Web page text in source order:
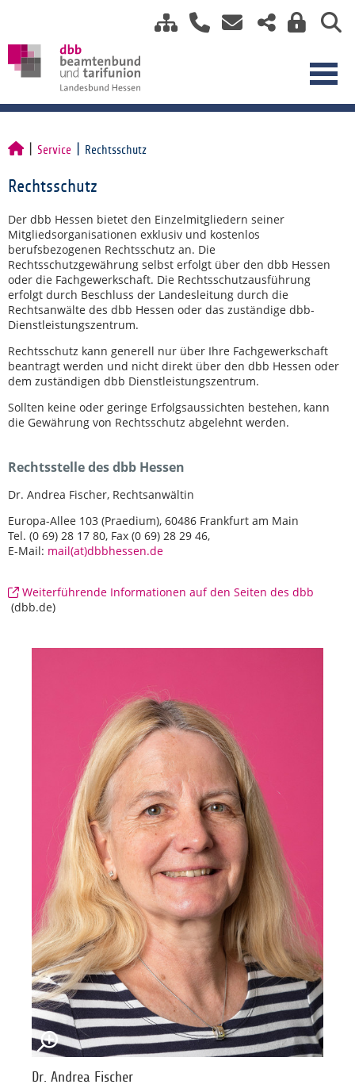
Service Rechtsschutz
Rechtsschutz
Der dbb Hessen bietet den Einzelmitgliedern seiner
Mitgliedsorganisationen exklusiv und kostenlos
berufsbezogenen Rechtsschutz an. Die
Rechtsschutzgewährung selbst erfolgt über den dbb Hessen
oder die Fachgewerkschaft. Die Rechtsschutzausführung
erfolgt durch Beschluss der Landesleitung durch die
Rechtsanwälte des dbb Hessen oder das zuständige dbb-
Dienstleistungszentrum.
Rechtsschutz kann generell nur über Ihre Fachgewerkschaft
beantragt werden und nicht direkt über den dbb Hessen oder
dem zuständigen dbb Dienstleistungszentrum.
Sollten keine oder geringe Erfolgsaussichten bestehen, kann
die Gewährung von Rechtsschutz abgelehnt werden.
Rechtsstelle des dbb Hessen
Dr. Andrea Fischer, Rechtsanwältin
Europa-Allee 103 (Praedium), 60486 Frankfurt am Main
Tel. (0 69) 28 17 80, Fax (0 69) 28 29 46,
E-Mail: mail(at)dbbhessen.de
Weiterführende Informationen auf den Seiten des dbb
(dbb.de)
Dr. Andrea Fischer